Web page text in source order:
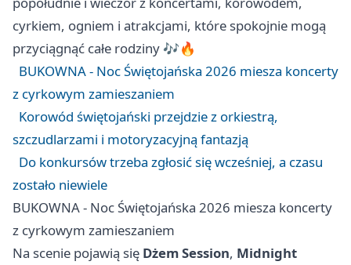
cyrkiem, ogniem i atrakcjami, które spokojnie mogą
przyciągnąć całe rodziny 🎶🔥
BUKOWNA - Noc Świętojańska 2026 miesza koncerty
z cyrkowym zamieszaniem
Korowód świętojański przejdzie z orkiestrą,
szczudlarzami i motoryzacyjną fantazją
Do konkursów trzeba zgłosić się wcześniej, a czasu
zostało niewiele
BUKOWNA - Noc Świętojańska 2026 miesza koncerty
z cyrkowym zamieszaniem
Na scenie pojawią się Dżem Session, Midnight